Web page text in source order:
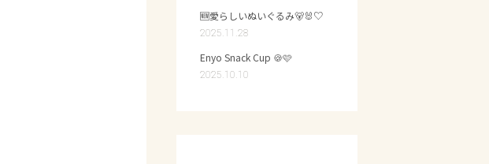
🆕愛らしいぬいぐるみ🐻🐰♡
2025.11.28
Enyo Snack Cup 🍪🩷
2025.10.10